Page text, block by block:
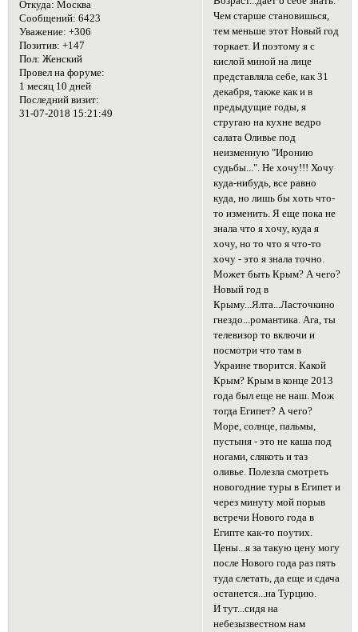
Откуда: Москва
Сообщений: 6423
Уважение: +306
Позитив: +147
Пол: Женский
Провел на форуме:
1 месяц 10 дней
Последний визит:
31-07-2018 15:21:49
Чем старше становишься,
тем меньше этот Новый год
торкает. И поэтому я с
кислой миной на лице
представляла себе, как 31
декабря, также как и в
предыдущие годы, я
стругаю на кухне ведро
салата Оливье под
неизменную "Иронию
судьбы...". Не хочу!!! Хочу
куда-нибудь, все равно
куда, но лишь бы хоть что-
то изменить. Я еще пока не
знала что я хочу, куда я
хочу, но то что я что-то
хочу - это я знала точно.
Может быть Крым? А чего?
Новый год в
Крыму...Ялта...Ласточкино
гнездо...романтика. Ага, ты
телевизор то включи и
посмотри что там в
Украине творится. Какой
Крым? Крым в конце 2013
года был еще не наш. Мож
тогда Египет? А чего?
Море, солнце, пальмы,
пустыня - это не каша под
ногами, слякоть и таз
оливье. Полезла смотреть
новогодние туры в Египет и
через минуту мой порыв
встречи Нового года в
Египте как-то поутих.
Цены...я за такую цену могу
после Нового года раз пять
туда слетать, да еще и сдача
останется...на Турцию.
И тут...сидя на
небезызвестном нам